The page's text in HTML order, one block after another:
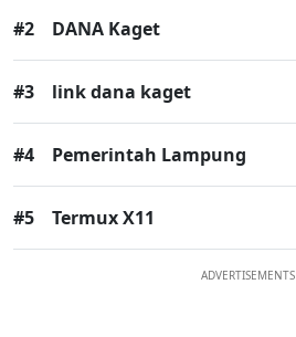
#2 DANA Kaget
#3 link dana kaget
#4 Pemerintah Lampung
#5 Termux X11
ADVERTISEMENTS